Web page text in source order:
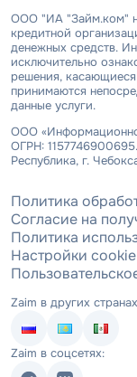
ООО "ИА "Займ.ком"
кредитной
денежных средств.
исключительно
решения,
принимаются
данные услуги.
ООО
ОГРН:
Республика, г.
Политика
Согласие на
Политика
Настройки cookie
Zaim в других
Zaim в соцсетях: